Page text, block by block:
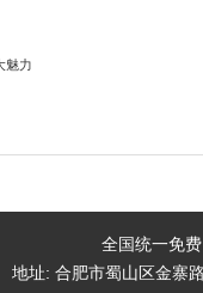
魅力
全国统一免
地址: 合肥市蜀山区金寨